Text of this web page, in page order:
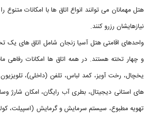
هتل مهمانان می توانند انواع اتاق ها با امکانات متنوع
نیازهایشان رزرو کنند.
واحدهای اقامتی هتل آسیا زنجان شامل اتاق های یک
و چهار تخته هستند. در همه اتاق ها امکانات رفاهی
یخچال، رخت آویز، کمد لباس، تلفن (داخلی)،
های استانی دیجیتال، بطری آب رایگان، امکان شارژ
تهویه مطبوع، سیستم سرمایش و گرمایش (اسپیلت،